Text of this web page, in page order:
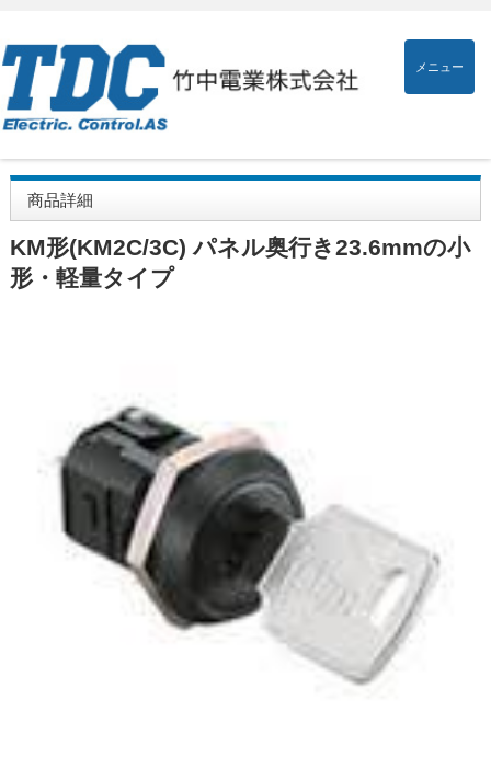
メニュー
商品詳細
KM形(KM2C/3C) パネル奥行き23.6mmの小
形・軽量タイプ